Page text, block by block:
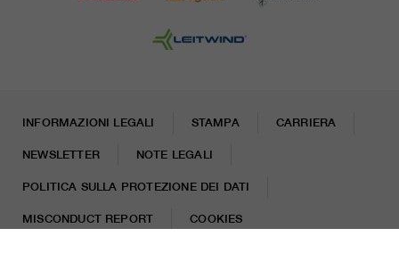
INFORMAZIONI LEGALI STAMPA CARRIERA
NEWSLETTER NOTE LEGALI
POLITICA SULLA PROTEZIONE DEI DATI
MISCONDUCT REPORT COOKIES